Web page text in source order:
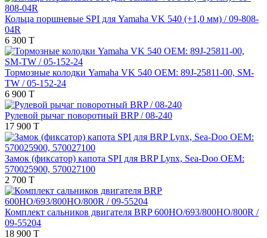
Кольца поршневые SPI для Yamaha VK 540 (+1,0 мм) / 09-808-
04R
6 300 T
Тормозные колодки Yamaha VK 540 OEM: 89J-25811-00, SM-
TW / 05-152-24
6 900 T
Рулевой рычаг поворотный BRP / 08-240
17 900 T
Замок (фиксатор) капота SPI для BRP Lynx, Sea-Doo OEM:
570025900, 570027100
2 700 T
Комплект сальников двигателя BRP 600HO/693/800HO/800R /
09-55204
18 900 T